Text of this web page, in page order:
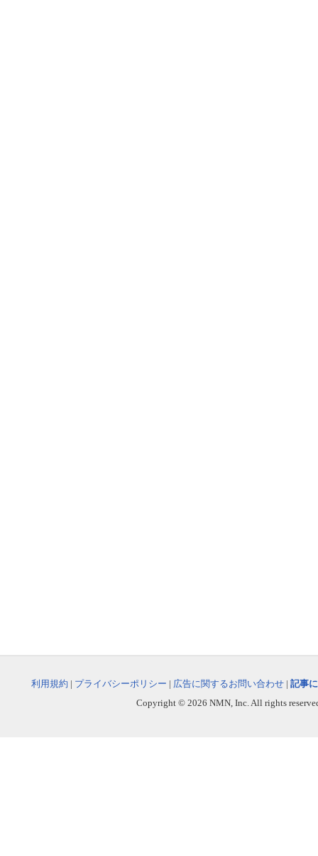
利用規約 | プライバシーポリシー | 広告に関するお問い合わせ | 記事
Copyright © 2026 NMN, Inc. All rights